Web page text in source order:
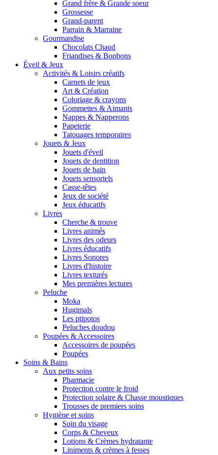
Grand frère & Grande soeur
Grossesse
Grand-parent
Parrain & Marraine
Gourmandise
Chocolats Chaud
Friandises & Bonbons
Éveil & Jeux
Activités & Loisirs créatifs
Carnets de jeux
Art & Création
Coloriage & crayons
Gommettes & Aimants
Nappes & Napperons
Papeterie
Tatouages temporaires
Jouets & Jeux
Jouets d'éveil
Jouets de dentition
Jouets de bain
Jouets sensoriels
Casse-têtes
Jeux de société
Jeux éducatifs
Livres
Cherche & trouve
Livres animés
Livres des odeurs
Livres éducatifs
Livres Sonores
Livres d'histoire
Livres texturés
Mes premières lectures
Peluche
Moka
Hugimals
Les ptipotos
Peluches doudou
Poupées & Accessoires
Accessoires de poupées
Poupées
Soins & Bains
Aux petits soins
Pharmacie
Protection contre le froid
Protection solaire & Chasse moustiques
Trousses de premiers soins
Hygiène et soins
Soin du visage
Corps & Cheveux
Lotions & Crèmes hydratante
Liniments & crèmes à fesses